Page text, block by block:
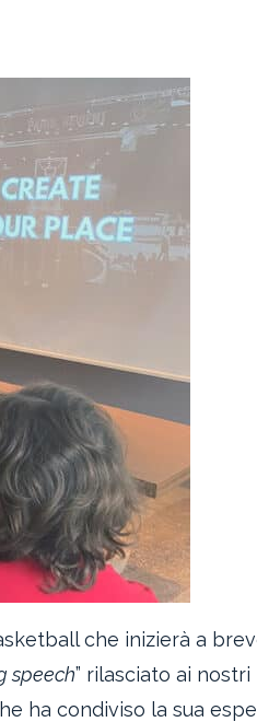
che inizierà a
speech” rilasciato ai nostri
ha condiviso la sua